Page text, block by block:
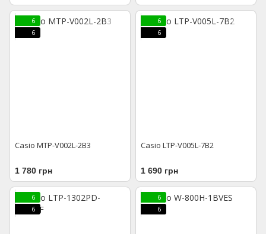
6
6
Casio MTP-V002L-2B3
1 780 грн
6
6
Casio LTP-V005L-7B2
1 690 грн
6
6
6
6